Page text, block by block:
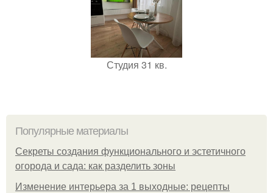
Студия 31 кв.
Популярные материалы
Секреты создания функционального и эстетичного
огорода и сада: как разделить зоны
Изменение интерьера за 1 выходные: рецепты